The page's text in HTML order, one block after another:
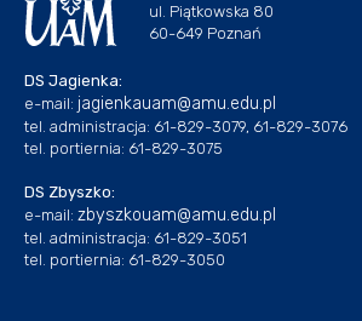
ul. Piątkowska 80
60-649 Poznań
DS Jagienka:
e-mail: jagienkauam@amu.edu.pl
tel. administracja: 61-829-3079, 61-829-3076
tel. portiernia: 61-829-3075
DS Zbyszko:
e-mail: zbyszkouam@amu.edu.pl
tel. administracja: 61-829-3051
tel. portiernia: 61-829-3050